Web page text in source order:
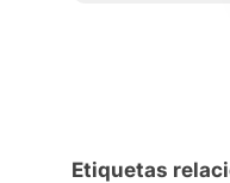
Etiquetas